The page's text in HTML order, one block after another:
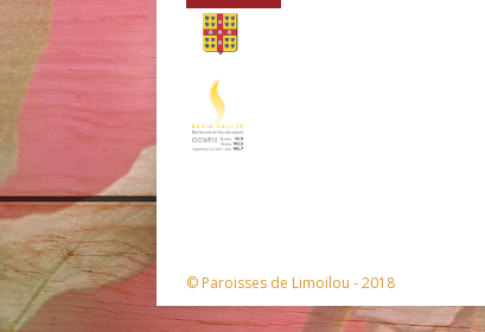
© Paroisses de Limoilou - 2018